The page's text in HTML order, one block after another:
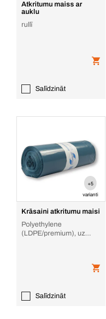
Atkritumu maiss ar
auklu
rullī
Salīdzināt
+5
varianti
Krāsaini atkritumu maisi
Polyethylene
(LDPE/premium), uz
Salīdzināt